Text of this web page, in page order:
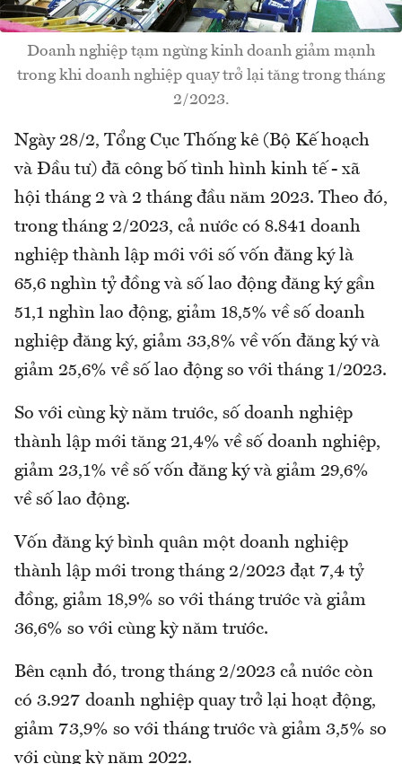
Doanh nghiệp tạm ngừng kinh doanh giảm mạnh
trong khi doanh nghiệp quay trở lại tăng trong tháng
2/2023.
Ngày 28/2, Tổng Cục Thống kê (Bộ Kế hoạch
và Đầu tư) đã công bố tình hình kinh tế - xã
hội tháng 2 và 2 tháng đầu năm 2023. Theo đó,
trong tháng 2/2023, cả nước có 8.841 doanh
nghiệp thành lập mới với số vốn đăng ký là
65,6 nghìn tỷ đồng và số lao động đăng ký gần
51,1 nghìn lao động, giảm 18,5% về số doanh
nghiệp đăng ký, giảm 33,8% về vốn đăng ký và
giảm 25,6% về số lao động so với tháng 1/2023.
So với cùng kỳ năm trước, số doanh nghiệp
thành lập mới tăng 21,4% về số doanh nghiệp,
giảm 23,1% về số vốn đăng ký và giảm 29,6%
về số lao động.
Vốn đăng ký bình quân một doanh nghiệp
thành lập mới trong tháng 2/2023 đạt 7,4 tỷ
đồng, giảm 18,9% so với tháng trước và giảm
36,6% so với cùng kỳ năm trước.
Bên cạnh đó, trong tháng 2/2023 cả nước còn
có 3.927 doanh nghiệp quay trở lại hoạt động,
giảm 73,9% so với tháng trước và giảm 3,5% so
với cùng kỳ năm 2022.